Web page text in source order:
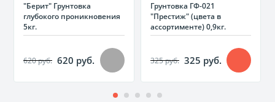
"Берит" Грунтовка
глубокого проникновения
5кг.
620 руб. 620 руб.
Грунтовка ГФ-021
"Престиж" (цвета в
ассортименте) 0,9кг.
325 руб. 325 руб.